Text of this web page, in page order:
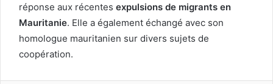
réponse aux récentes expulsions de migrants en
Mauritanie. Elle a également échangé avec son
homologue mauritanien sur divers sujets de
coopération.